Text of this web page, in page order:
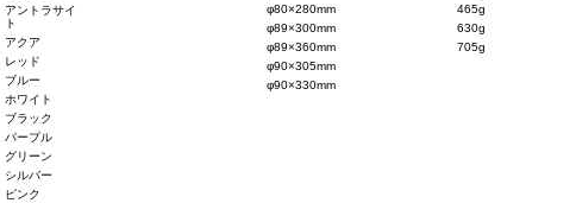
アントラサイ
ト
アクア
レッド
ブルー
ホワイト
ブラック
パープル
グリーン
シルバー
ピンク
φ80×280mm
φ89×300mm
φ89×360mm
φ90×305mm
φ90×330mm
465g
630g
705g